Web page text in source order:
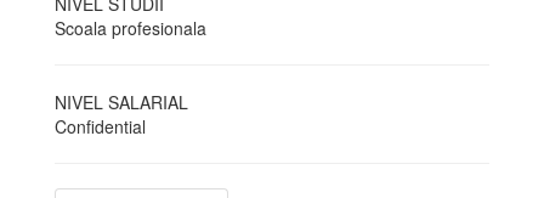
Scoala profesionala
NIVEL SALARIAL
Confidential